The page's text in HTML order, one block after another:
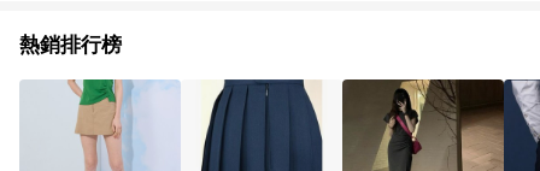
熱銷排行榜